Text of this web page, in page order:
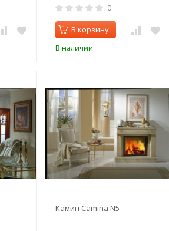
0
В корзину
В наличии
Камин Camina N5